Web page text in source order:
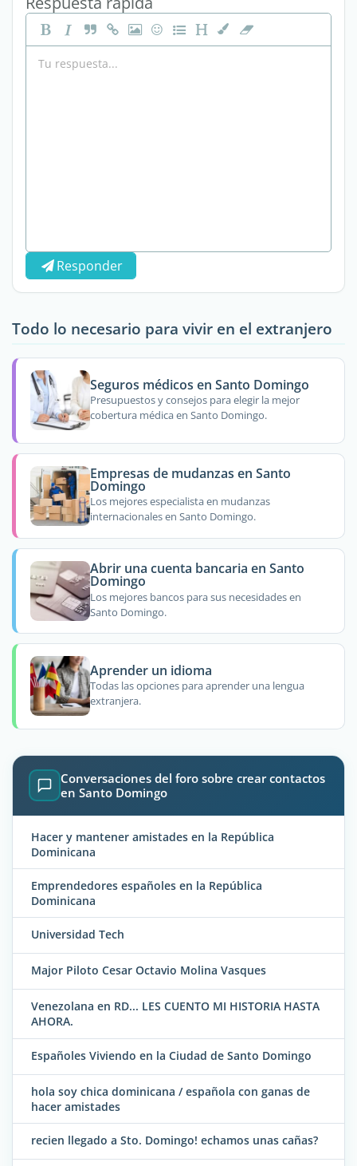
Responder
Todo lo necesario para vivir en el extranjero
Seguros médicos en Santo Domingo
Presupuestos y consejos para elegir la mejor
cobertura médica en Santo Domingo.
Empresas de mudanzas en Santo
Domingo
Los mejores especialista en mudanzas
internacionales en Santo Domingo.
Abrir una cuenta bancaria en Santo
Domingo
Los mejores bancos para sus necesidades en
Santo Domingo.
Aprender un idioma
Todas las opciones para aprender una lengua
extranjera.
Conversaciones del foro sobre crear contactos
en Santo Domingo
Hacer y mantener amistades en la República
Dominicana
Emprendedores españoles en la República
Dominicana
Universidad Tech
Major Piloto Cesar Octavio Molina Vasques
Venezolana en RD... LES CUENTO MI HISTORIA HASTA
AHORA.
Españoles Viviendo en la Ciudad de Santo Domingo
hola soy chica dominicana / española con ganas de
hacer amistades
recien llegado a Sto. Domingo! echamos unas cañas?